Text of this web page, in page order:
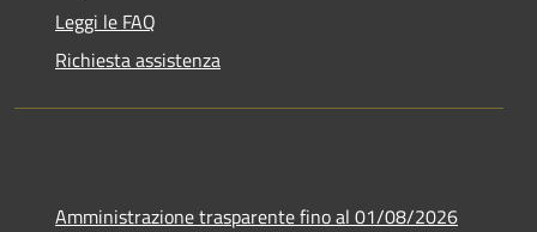
Leggi le FAQ
Richiesta assistenza
Amministrazione trasparente fino al 01/08/2026